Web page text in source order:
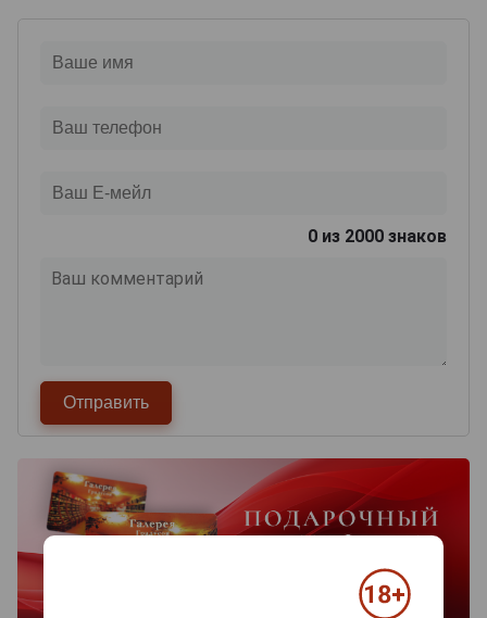
0 из 2000 знаков